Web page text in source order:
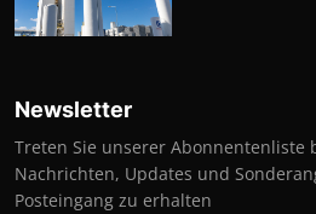
Newsletter
Treten Sie unserer Abonnentenliste
Nachrichten, Updates und
Posteingang zu erhalten